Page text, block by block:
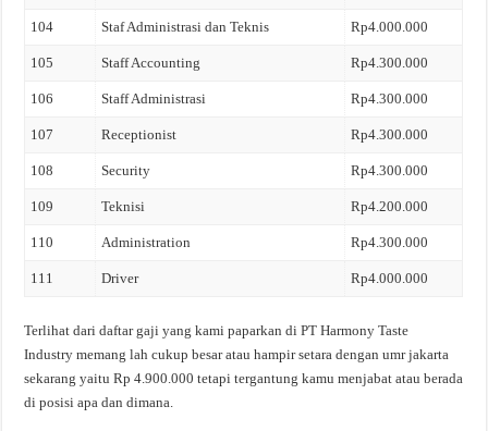
104 Staf Administrasi dan Teknis Rp4.000.000
105 Staff Accounting Rp4.300.000
106 Staff Administrasi Rp4.300.000
107 Receptionist Rp4.300.000
108 Security Rp4.300.000
109 Teknisi Rp4.200.000
110 Administration Rp4.300.000
111 Driver Rp4.000.000
Terlihat dari daftar gaji yang kami paparkan di PT Harmony Taste
Industry memang lah cukup besar atau hampir setara dengan umr jakarta
sekarang yaitu Rp 4.900.000 tetapi tergantung kamu menjabat atau berada
di posisi apa dan dimana.